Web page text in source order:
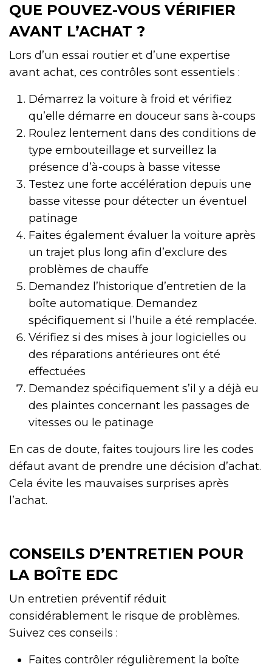
QUE POUVEZ-VOUS VÉRIFIER
AVANT L’ACHAT ?
Lors d’un essai routier et d’une expertise
avant achat, ces contrôles sont essentiels :
Démarrez la voiture à froid et vérifiez
qu’elle démarre en douceur sans à-coups
Roulez lentement dans des conditions de
type embouteillage et surveillez la
présence d’à-coups à basse vitesse
Testez une forte accélération depuis une
basse vitesse pour détecter un éventuel
patinage
Faites également évaluer la voiture après
un trajet plus long afin d’exclure des
problèmes de chauffe
Demandez l’historique d’entretien de la
boîte automatique. Demandez
spécifiquement si l’huile a été remplacée.
Vérifiez si des mises à jour logicielles ou
des réparations antérieures ont été
effectuées
Demandez spécifiquement s’il y a déjà eu
des plaintes concernant les passages de
vitesses ou le patinage
En cas de doute, faites toujours lire les codes
défaut avant de prendre une décision d’achat.
Cela évite les mauvaises surprises après
l’achat.
CONSEILS D’ENTRETIEN POUR
LA BOÎTE EDC
Un entretien préventif réduit
considérablement le risque de problèmes.
Suivez ces conseils :
Faites contrôler régulièrement la boîte